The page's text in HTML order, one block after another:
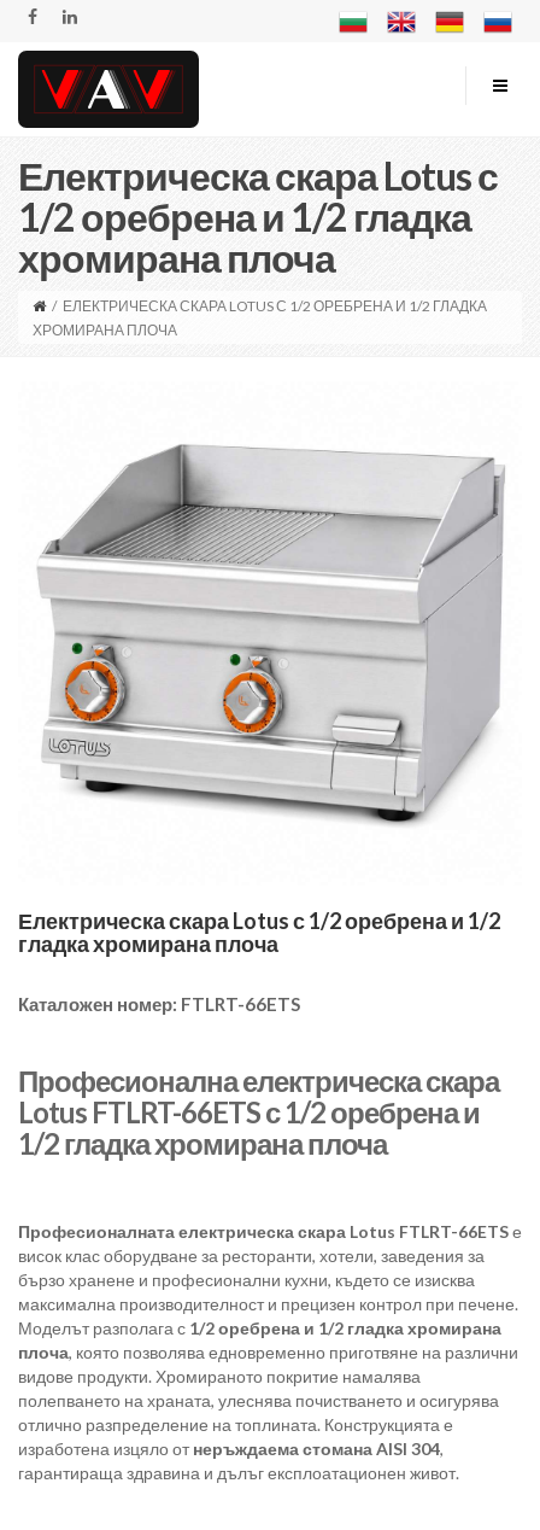
Електрическа скара Lotus с
1/2 оребрена и 1/2 гладка
хромирана плоча
/ ЕЛЕКТРИЧЕСКА СКАРА LOTUS С 1/2 ОРЕБРЕНА И 1/2 ГЛАДКА
ХРОМИРАНА ПЛОЧА
Електрическа скара Lotus с 1/2 оребрена и 1/2
гладка хромирана плоча
Каталожен номер: FTLRT-66ETS
Професионална електрическа скара
Lotus FTLRT-66ETS с 1/2 оребрена и
1/2 гладка хромирана плоча
Професионалната електрическа скара Lotus FTLRT-66ETSе
висок клас оборудване за ресторанти, хотели, заведения за
бързо хранене и професионални кухни, където се изисква
максимална производителност и прецизен контрол при печене.
Моделът разполага с 1/2 оребрена и 1/2 гладка хромирана
плоча, която позволява едновременно приготвяне на различни
видове продукти. Хромираното покритие намалява
полепването на храната, улеснява почистването и осигурява
отлично разпределение на топлината. Конструкцията е
изработена изцяло отнеръждаема стомана AISI 304,
гарантираща здравина и дълъг експлоатационен живот.